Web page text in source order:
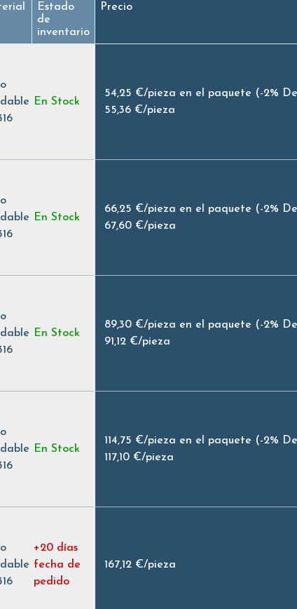
Estado
de
inventario
Precio
En Stock
54,25 €/pieza en el paquete (-2%
55,36 €/pieza
En Stock
66,25 €/pieza en el paquete (-2%
67,60 €/pieza
En Stock
89,30 €/pieza en el paquete (-2%
91,12 €/pieza
En Stock
114,75 €/pieza en el paquete (-2%
117,10 €/pieza
+20 días
fecha de
pedido
167,12 €/pieza